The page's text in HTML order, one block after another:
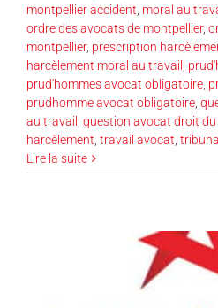
montpellier accident, moral au
ordre des avocats de montpellier,
montpellier, prescription
harcèlement moral au travail ,
prud'hommes avocat obligatoire,
prudhomme avocat obligatoire,
au travail , question avocat droit du
harcèlement, travail avocat,
Lire la suite